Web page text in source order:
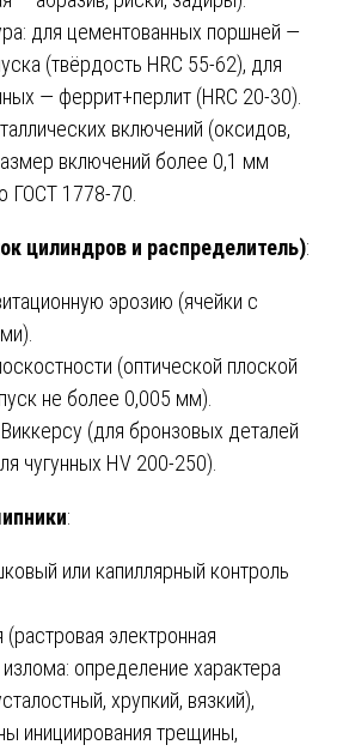
для цементованных поршней —
(твёрдость HRC 55-62), для
— феррит+перлит (HRC 20-30).
включений (оксидов,
включений более 0,1 мм
ГОСТ 1778-70.
цилиндров и распределитель):
эрозию (ячейки с
(оптической плоской
не более 0,005 мм).
(для бронзовых деталей
чугунных HV 200-250).
:
или капиллярный контроль
электронная
определение характера
хрупкий, вязкий),
инициирования трещины,